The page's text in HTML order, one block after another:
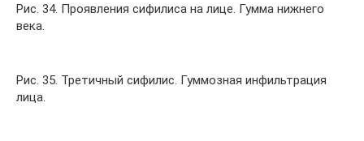
Рис. 34. Проявления сифилиса на лице. Гумма нижнего
века.
Рис. 35. Третичный сифилис. Гуммозная инфильтрация
лица.